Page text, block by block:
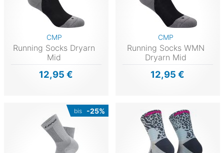
CMP
Running Socks Dryarn
Mid
12,95 €
CMP
Running Socks WMN
Dryarn Mid
12,95 €
bis -25%